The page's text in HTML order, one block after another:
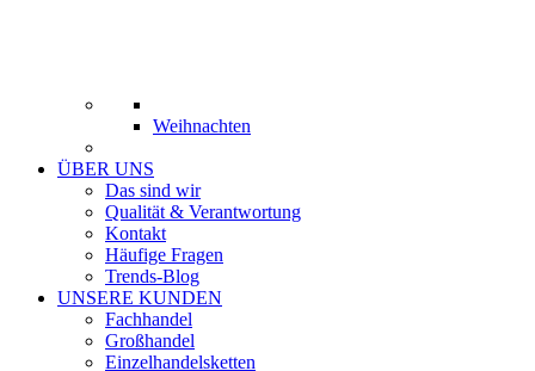
Weihnachten
ÜBER UNS
Das sind wir
Qualität & Verantwortung
Kontakt
Häufige Fragen
Trends-Blog
UNSERE KUNDEN
Fachhandel
Großhandel
Einzelhandelsketten